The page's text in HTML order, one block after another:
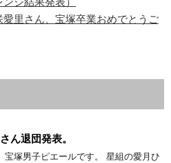
里さん、宝塚卒業おめでとうご
ん退団発表。
宝塚男子ピエールです。 星組の愛月ひ